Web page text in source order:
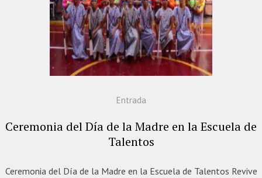
Entrada
Ceremonia del Día de la Madre en la Escuela de
Talentos
Ceremonia del Día de la Madre en la Escuela de Talentos Revive